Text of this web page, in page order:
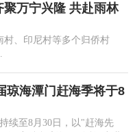
万宁兴隆 共赴雨林
村、印尼村等多个归侨村
琼海潭门赶海季将于8
续至8月30日，以"赶海先